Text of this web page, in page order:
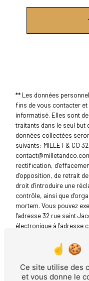
** Les données
fins de vous contacter
informatisé. Elles sont
traitants dans le seul but
données collectées
suivants: MILLET & CO
rectification,
d’opposition, de retrait
droit d’introduire une
contrôle, ainsi que
mortem. Vous pouvez
l'adresse 32 rue saint
électronique à l'adresse
d'identité pourra vous
données pendant la
durée de prescription
contentieux. Vous avez
d'opposition au
Ce site utilise des
et vous donne le